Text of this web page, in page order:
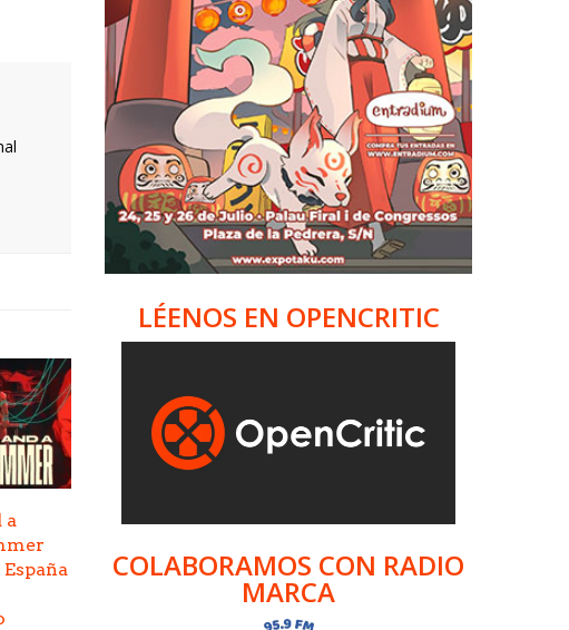
a
LÉENOS EN OPENCRITIC
COLABORAMOS CON RADIO
MARCA